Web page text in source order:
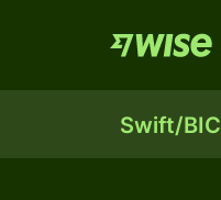
Swift/BIC